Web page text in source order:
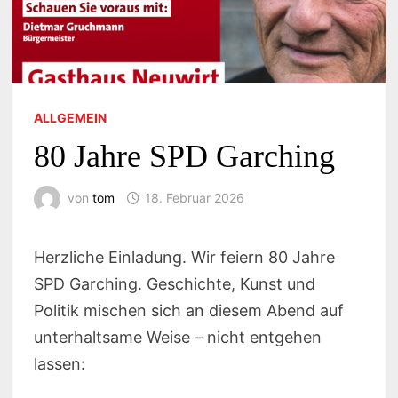
ALLGEMEIN
80 Jahre SPD Garching
von tom 18. Februar 2026
Herzliche Einladung. Wir feiern 80 Jahre
SPD Garching. Geschichte, Kunst und
Politik mischen sich an diesem Abend auf
unterhaltsame Weise – nicht entgehen
lassen: